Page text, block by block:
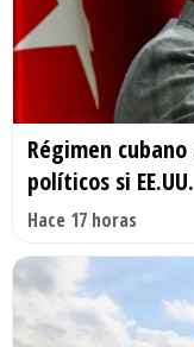
Régimen
políticos si
Hace 17 horas